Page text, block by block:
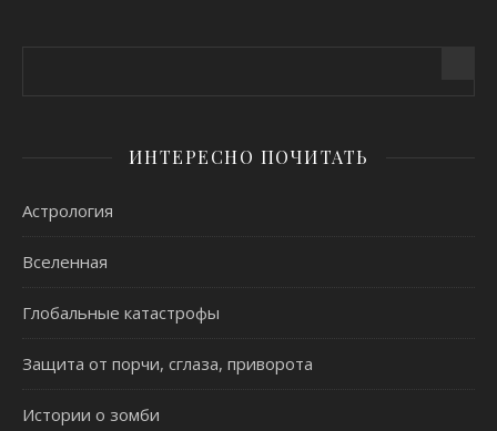
ИНТЕРЕСНО ПОЧИТАТЬ
Астрология
Вселенная
Глобальные катастрофы
Защита от порчи, сглаза, приворота
Истории о зомби